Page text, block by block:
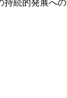
持続的発展へ